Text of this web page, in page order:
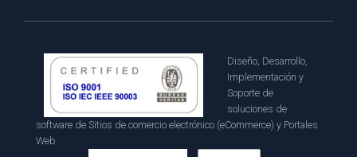
Diseño, Desarrollo,
Implementación y
Soporte de
soluciones de
software de Sitios de comercio electrónico (eCommerce) y Portales
Web.